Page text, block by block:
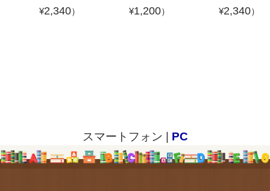
¥2,340）
¥1,200）
¥2,340）
スマートフォン | PC